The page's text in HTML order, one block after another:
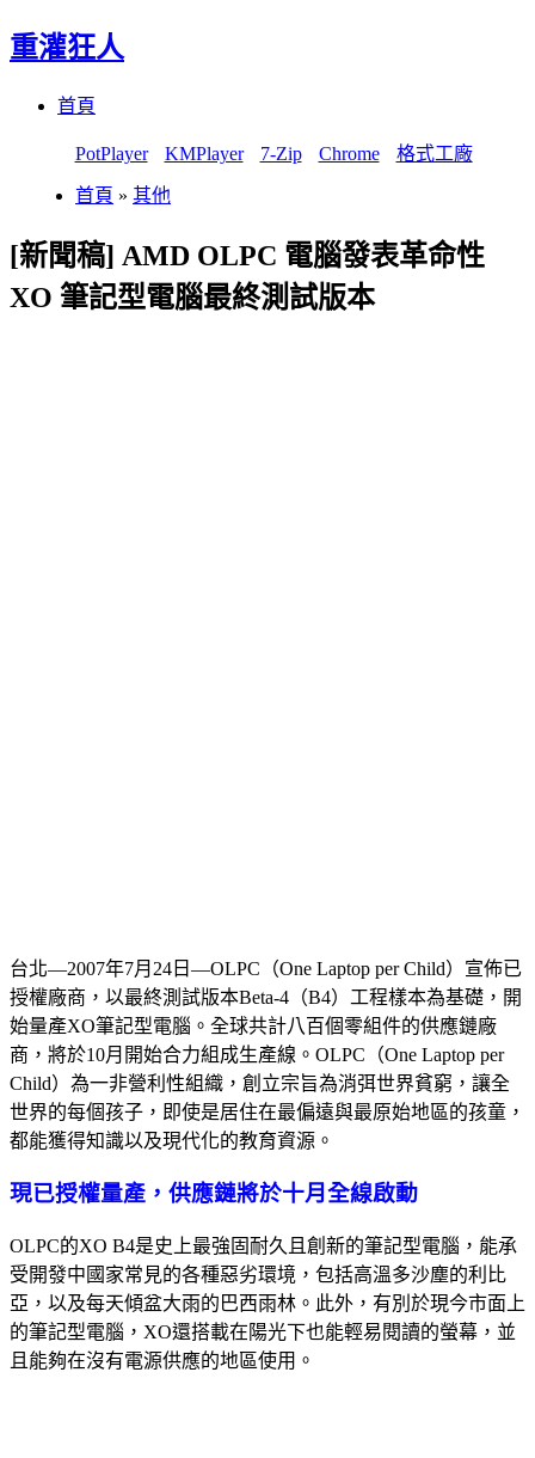
重灌狂人
首頁
PotPlayer KMPlayer 7-Zip Chrome 格式工廠
首頁 » 其他
[新聞稿] AMD OLPC 電腦發表革命性
XO 筆記型電腦最終測試版本
台北—2007年7月24日—OLPC（One Laptop per Child）宣佈已
授權廠商，以最終測試版本Beta-4（B4）工程樣本為基礎，開
始量產XO筆記型電腦。全球共計八百個零組件的供應鏈廠
商，將於10月開始合力組成生產線。OLPC（One Laptop per
Child）為一非營利性組織，創立宗旨為消弭世界貧窮，讓全
世界的每個孩子，即使是居住在最偏遠與最原始地區的孩童，
都能獲得知識以及現代化的教育資源。
現已授權量產，供應鏈將於十月全線啟動
OLPC的XO B4是史上最強固耐久且創新的筆記型電腦，能承
受開發中國家常見的各種惡劣環境，包括高溫多沙塵的利比
亞，以及每天傾盆大雨的巴西雨林。此外，有別於現今市面上
的筆記型電腦，XO還搭載在陽光下也能輕易閱讀的螢幕，並
且能夠在沒有電源供應的地區使用。